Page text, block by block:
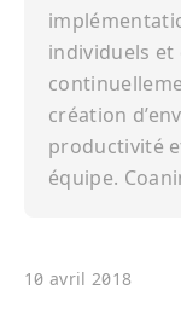
individuels et
création
productivité
équipe.
10 avril 2018